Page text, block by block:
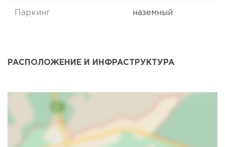
Паркинг наземный
РАСПОЛОЖЕНИЕ И ИНФРАСТРУКТУРА